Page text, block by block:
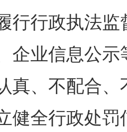
行行政执法
企业信息公
真、不配合
健全行政处
症？